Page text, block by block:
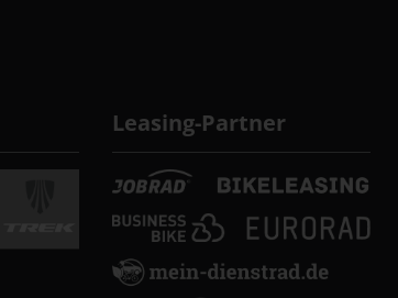
Leasing-Partner